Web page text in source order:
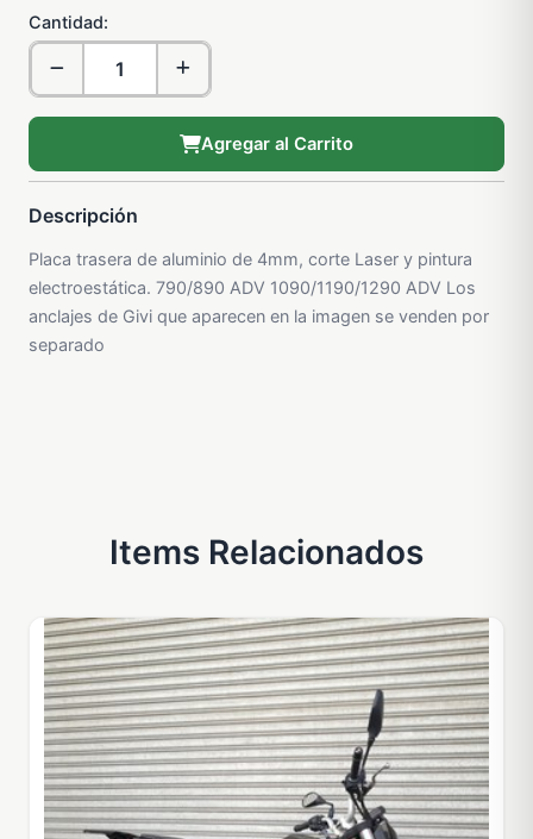
Cantidad:
Agregar al Carrito
Descripción
Placa trasera de aluminio de 4mm, corte Laser y pintura
electroestática. 790/890 ADV 1090/1190/1290 ADV Los
anclajes de Givi que aparecen en la imagen se venden por
separado
Items Relacionados